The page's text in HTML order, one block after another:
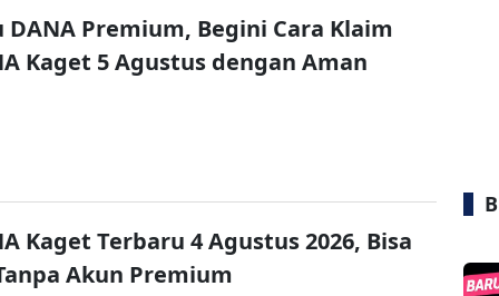
DANA Premium, Begini Cara Klaim
Kaget 5 Agustus dengan Aman
Kaget Terbaru 4 Agustus 2026, Bisa
Akun Premium